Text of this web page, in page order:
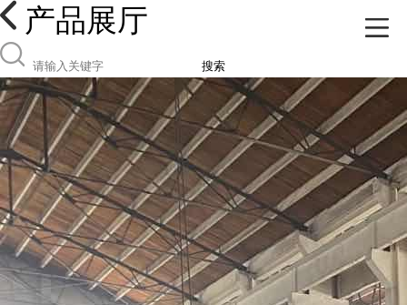
产品展厅
搜索